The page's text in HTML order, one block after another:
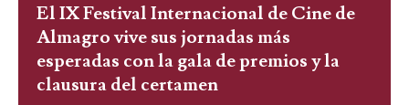
El IX Festival Internacional de Cine de
Almagro vive sus jornadas más
esperadas con la gala de premios y la
clausura del certamen